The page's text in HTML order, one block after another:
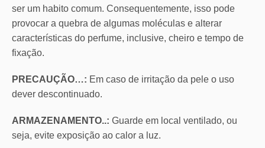
ser um habito comum. Consequentemente, isso pode
provocar a quebra de algumas moléculas e alterar
características do perfume, inclusive, cheiro e tempo de
fixação.
PRECAUÇÃO…: Em caso de irritação da pele o uso
dever descontinuado.
ARMAZENAMENTO..: Guarde em local ventilado, ou
seja, evite exposição ao calor a luz.